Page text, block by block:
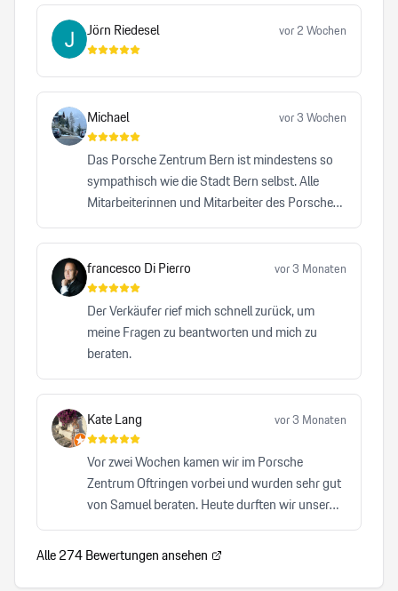
Jörn Riedesel vor 2 Wochen
Michael vor 3 Wochen
Das Porsche Zentrum Bern ist mindestens so
sympathisch wie die Stadt Bern selbst. Alle
Mitarbeiterinnen und Mitarbeiter des Porsche
Zentrums Bern leisten einen bemerkenswerten
Beitrag dazu, dass die Traditionsmarke Porsche
auf höchstem Niveau repräsentiert wird. Kein
anderes Autohaus, das ich bisher besucht habe,
hat mich mit einer vergleichbaren Herzlichkeit,
Professionalität und Zuverlässigkeit überzeugt.
francesco Di Pierro vor 3 Monaten
Der Verkäufer rief mich schnell zurück, um
meine Fragen zu beantworten und mich zu
beraten.
Kate Lang vor 3 Monaten
Vor zwei Wochen kamen wir im Porsche
Zentrum Oftringen vorbei und wurden sehr gut
von Samuel beraten. Heute durften wir unser
Auto abholen und waren von A-Z zufrieden. Wir
können Samuel von Herzen und auch das
Porsche Zentrum Oftrigen sehr empfehlen.
Alle274Bewertungen ansehen